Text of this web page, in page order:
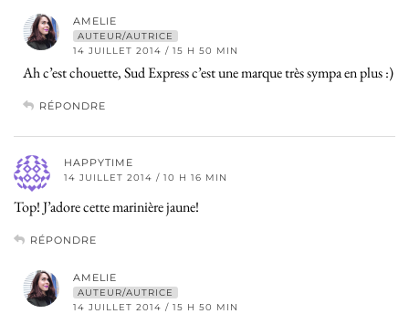
AMELIE
AUTEUR/AUTRICE
14 JUILLET 2014 / 15 H 50 MIN
Ah c’est chouette, Sud Express c’est une marque très sympa en plus :)
RÉPONDRE
HAPPYTIME
14 JUILLET 2014 / 10 H 16 MIN
Top! J’adore cette marinière jaune!
RÉPONDRE
AMELIE
AUTEUR/AUTRICE
14 JUILLET 2014 / 15 H 50 MIN